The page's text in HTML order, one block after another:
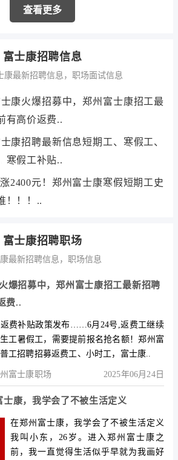
查看更多
富士康招聘信息
康最新招聘信息，职场面试信息
康火爆招募中，郑州富士康招工最
有高价返费..
康招聘最新信息短期工、寒假工、
寒假工补贴..
2400元！郑州富士康寒假短期工史
！！！..
富士康招聘职场
最新招聘信息，职场信息
爆招募中，郑州富士康招工最新招聘
费..
费补贴政策发布……6月24号,返费工继续
工暑假工，需要提前报名抢名额！郑州富
工招聘招募返费工、小时工，富士康..
富士康职场 2025年06月24日
士康，我学会了不被生活定义
在郑州富士康，我学会了不被生活定义
我叫小东，26岁。进入郑州富士康之
前，我一直觉得生活似乎早就为我画好